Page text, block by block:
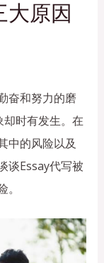
大原因
奋和努力的磨
却时有发生。在
中的风险以及
谈Essay代写被